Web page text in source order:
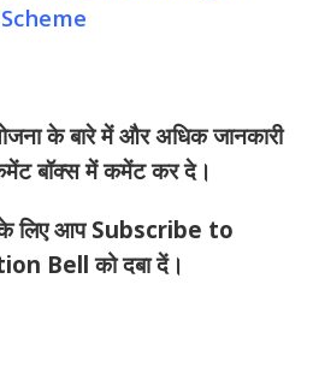
Scheme
के बारे में और अधिक जानकारी
बॉक्स में कमेंट कर दे।
आप Subscribe to
Bell को दबा दें।